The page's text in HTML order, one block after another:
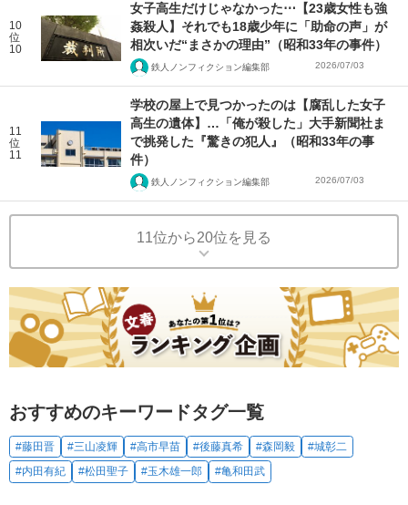
10
位
10
女子高生だけじゃなかった⋯【23歳女性も強
姦殺人】それでも18歳少年に「助命の声」が
相次いだ“まさかの理由”（昭和33年の事件）
鉄人ノンフィクション編集部 2026/07/03
11
位
11
学校の屋上で見つかったのは【腐乱した女子
高生の遺体】…「俺が殺した」大手新聞社ま
で挑発した『驚きの犯人』（昭和33年の事
件）
鉄人ノンフィクション編集部 2026/07/03
11位から20位を見る
おすすめのキーワードタグ一覧
#藤田晋 #三山凌輝 #高市早苗 #後藤真希 #森岡毅
#城彰二
#内田有紀
#松田聖子 #玉木雄一郎 #亀和田武